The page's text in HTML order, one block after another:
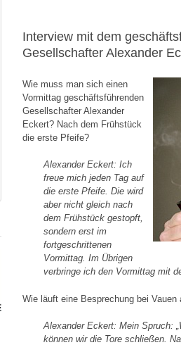
Interview mit dem
Gesellschafter Alexander
Wie muss man sich einen
Vormittag geschäftsführenden
Gesellschafter Alexander
Eckert? Nach dem Frühstück
die erste Pfeife?
Alexander Eckert: Ich
freue mich jeden Tag auf
die erste Pfeife. Die wird
aber nicht gleich nach
dem Frühstück gestopft,
sondern erst im
fortgeschrittenen
Vormittag. Im Übrigen
verbringe ich den Vormittag mit
Wie läuft eine Besprechung bei
Alexander Eckert:Mein Spruch:
können wir die Tore schließen.